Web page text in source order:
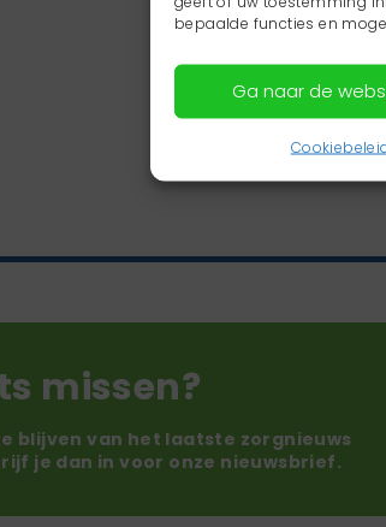
bepaalde functies en
Ga naar de
missen?
blijven van het laatste zorgnieuws
je dan in voor onze nieuwsbrief.